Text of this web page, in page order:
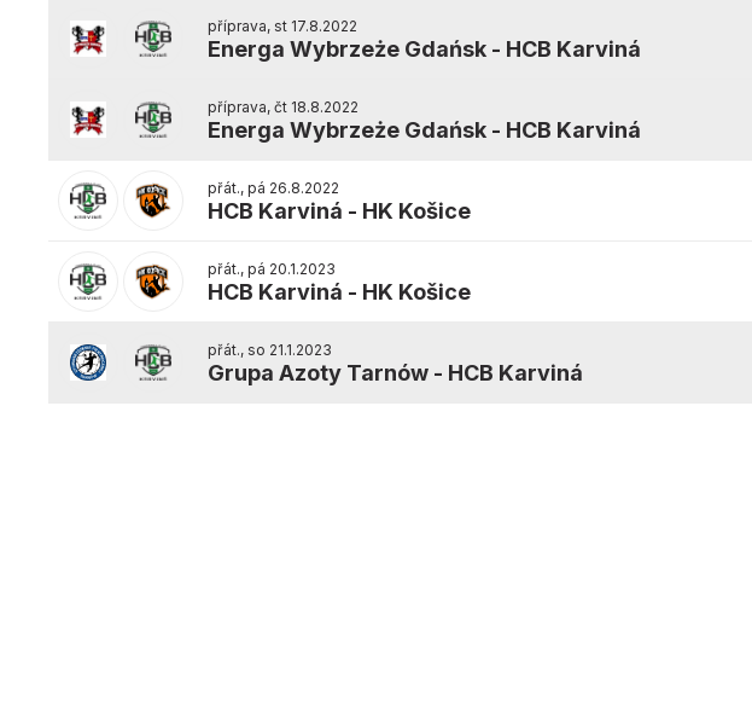
příprava, st 17.8.2022
Energa Wybrzeże Gdańsk - HCB Karviná
příprava, čt 18.8.2022
Energa Wybrzeże Gdańsk - HCB Karviná
přát., pá 26.8.2022
HCB Karviná - HK Košice
přát., pá 20.1.2023
HCB Karviná - HK Košice
přát., so 21.1.2023
Grupa Azoty Tarnów - HCB Karviná